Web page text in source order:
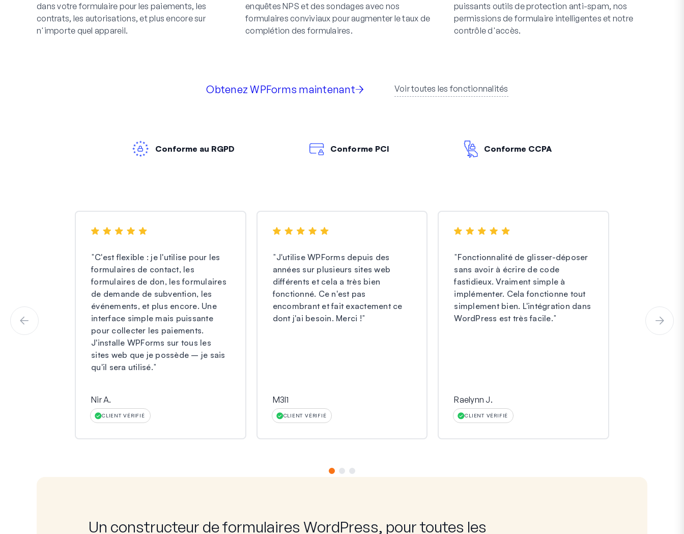
dans votre formulaire pour les paiements, les
contrats, les autorisations, et plus encore sur
n'importe quel appareil.
enquêtes NPS et des sondages avec nos
formulaires conviviaux pour augmenter le taux de
complétion des formulaires.
puissants outils de protection anti-spam, nos
permissions de formulaire intelligentes et notre
contrôle d'accès.
Obtenez WPForms maintenant Voir toutes les fonctionnalités
Conforme au RGPD Conforme PCI Conforme CCPA
"C'est flexible : je l'utilise pour les
formulaires de contact, les
formulaires de don, les formulaires
de demande de subvention, les
événements, et plus encore. Une
interface simple mais puissante
pour collecter les paiements.
J'installe WPForms sur tous les
sites web que je possède – je sais
qu'il sera utilisé."
Nir A.
CLIENT VÉRIFIÉ
"J'utilise WPForms depuis des
années sur plusieurs sites web
différents et cela a très bien
fonctionné. Ce n'est pas
encombrant et fait exactement ce
dont j'ai besoin. Merci !"
M3l1
CLIENT VÉRIFIÉ
"Fonctionnalité de glisser-déposer
sans avoir à écrire de code
fastidieux. Vraiment simple à
implémenter. Cela fonctionne tout
simplement bien. L'intégration dans
WordPress est très facile."
Raelynn J.
CLIENT VÉRIFIÉ
Un constructeur de formulaires WordPress, pour toutes les